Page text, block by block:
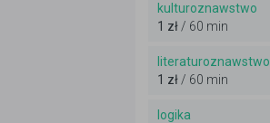
kulturoznawstwo
1 zł / 60 min
literaturoznawstwo
1 zł / 60 min
logika